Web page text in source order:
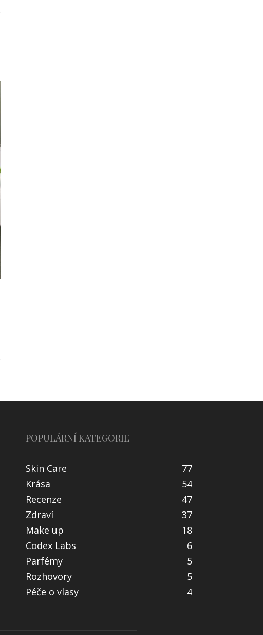
POPULÁRNÍ KATEGORIE
Skin Care
77
Krása
54
Recenze
47
Zdraví
37
Make up
18
Codex Labs
6
Parfémy
5
Rozhovory
5
Péče o vlasy
4